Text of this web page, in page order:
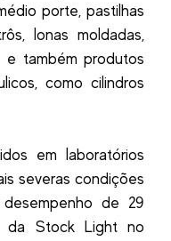
porte, pastilhas
lonas moldadas,
e também produtos
como cilindros
em laboratórios
severas condições
de 29
Stock Light no